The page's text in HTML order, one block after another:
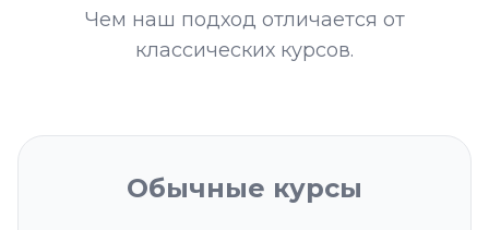
Чем наш подход отличается от
классических курсов.
Обычные курсы